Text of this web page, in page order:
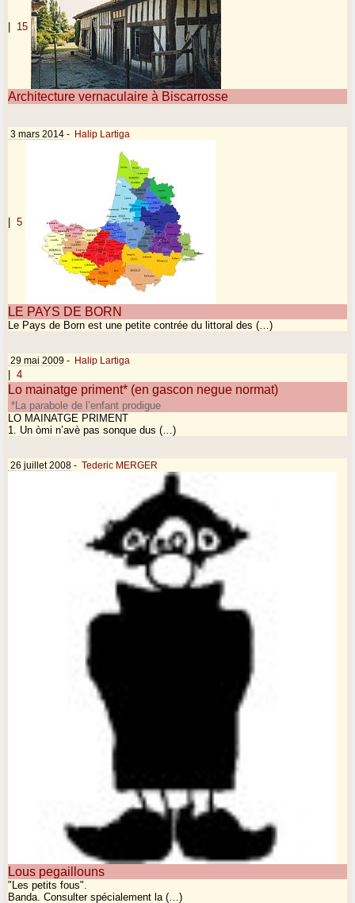
15
Architecture vernaculaire à Biscarrosse
3 mars 2014 - Halip Lartiga
| 5
LE PAYS DE BORN
Le Pays de Born est une petite contrée du littoral des (…)
29 mai 2009 - Halip Lartiga
4
Lo mainatge priment* (en gascon negue normat)
*La parabole de l’enfant prodigue
LO MAINATGE PRIMENT
1. Un òmi n’avè pas sonque dus (…)
26 juillet 2008 - Tederic MERGER
Lous pegaillouns
"Les petits fous".
Banda. Consulter spécialement la (…)